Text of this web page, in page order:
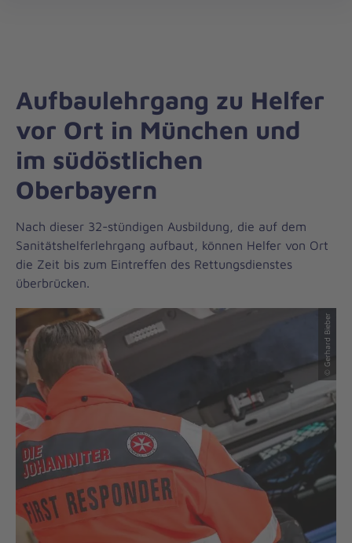
zum
Aufbaulehrgang zu Helfer
vor Ort in München und
im südöstlichen
Oberbayern
Nach dieser 32-stündigen Ausbildung, die auf dem
Sanitätshelferlehrgang aufbaut, können Helfer von Ort
die Zeit bis zum Eintreffen des Rettungsdienstes
überbrücken.
© Gerhard Bieber